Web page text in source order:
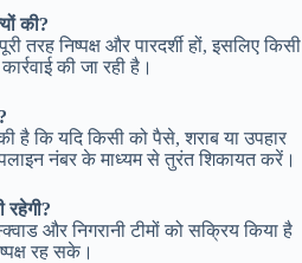
की?
तरह निष्पक्ष और पारदर्शी हों, इसलिए किसी
की जा रही है।
है कि यदि किसी को पैसे, शराब या उपहार
नंबर के माध्यम से तुरंत शिकायत करें।
रहेगी?
और निगरानी टीमों को सक्रिय किया है
रह सके।